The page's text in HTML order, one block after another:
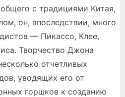
с традициями Китая,
он, впоследствии, много
— Пикассо, Клее,
Творчество Джона
отчетливых
уводящих его от
горшков к созданию